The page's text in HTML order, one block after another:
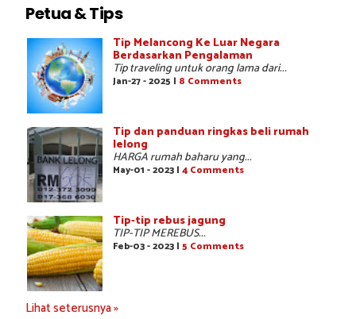
Petua & Tips
Tip Melancong Ke Luar Negara
Berdasarkan Pengalaman
Tip traveling untuk orang lama dari...
Jan-27 - 2025 | 8 Comments
Tip dan panduan ringkas beli rumah
lelong
HARGA rumah baharu yang...
May-01 - 2023 | 4 Comments
Tip-tip rebus jagung
TIP-TIP MEREBUS...
Feb-03 - 2023 | 5 Comments
Lihat seterusnya »